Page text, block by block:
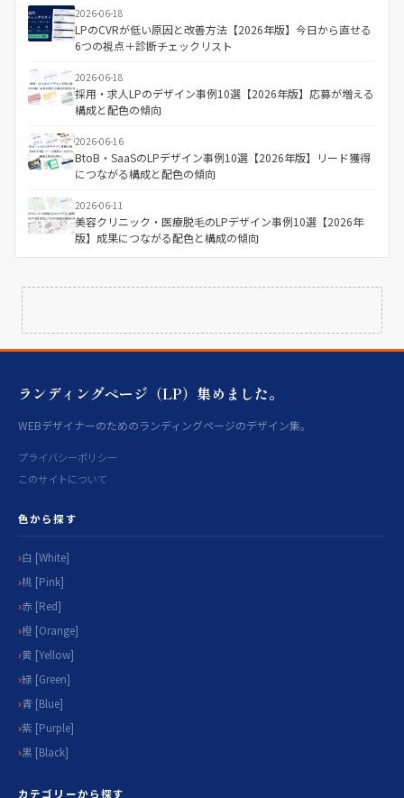
2026-06-18
LPのCVRが低い原因と改善方法【2026年版】今日から直せる
6つの視点＋診断チェックリスト
2026-06-18
採用・求人LPのデザイン事例10選【2026年版】応募が増える
構成と配色の傾向
2026-06-16
BtoB・SaaSのLPデザイン事例10選【2026年版】リード獲得
につながる構成と配色の傾向
2026-06-11
美容クリニック・医療脱毛のLPデザイン事例10選【2026年
版】成果につながる配色と構成の傾向
ランディングページ（LP）集めました。
WEBデザイナーのためのランディングページのデザイン集。
プライバシーポリシー
このサイトについて
色から探す
白 [White]
桃 [Pink]
赤 [Red]
橙 [Orange]
黄 [Yellow]
緑 [Green]
青 [Blue]
紫 [Purple]
黒 [Black]
カテゴリーから探す